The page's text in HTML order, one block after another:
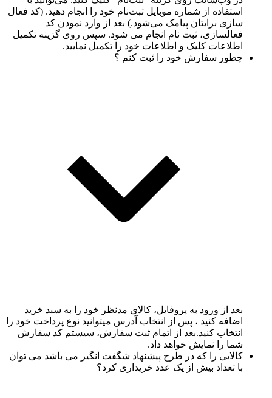
استفاده از شماره موبایل ثبت‌نام خود را انجام دهید. (کد فعال
سازی برایتان پیامک می‌شود.) بعد از وارد نمودن کد
فعالسازی، ثبت نام انجام می شود. سپس روی گزینه تکمیل
اطلاعات کلیک و اطلاعات خود را تکمیل نمایید.
چطور سفارش خود را ثبت کنم ؟
بعد از ورود به پروفایل، کالای مدنظر خود را به سبد خرید
اضافه کنید ، پس از انتخاب آدرس میتوانید نوع پرداخت خود را
انتخاب کنید.بعد از اتمام ثبت سفارش، سیستم کد سفارش
شما را نمایش خواهد داد.
کالایی را که در طرح پیشنهاد شگفت انگیز می باشد می توان
با تعداد بیش از یک عدد خریداری کرد؟